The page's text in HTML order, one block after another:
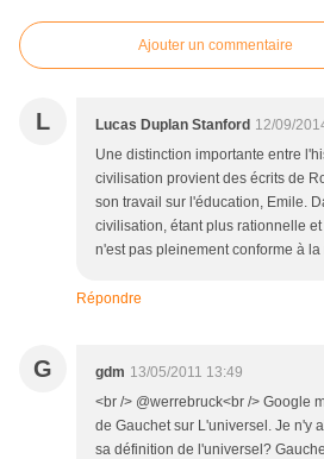
Ajouter un commentaire
L Lucas Duplan Stanford 12/09/
Une distinction importante entre
civilisation provient des écrits de
son travail sur l'éducation, Emile.
civilisation, étant plus rationnelle
n'est pas pleinement conforme à
Répondre
G gdm 13/05/2011 13:49
<br /> @werrebruck<br /> Google
de Gauchet sur L'universel. Je n'y
sa définition de l'universel?